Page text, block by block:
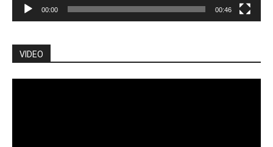
00:00 00:46
VIDEO